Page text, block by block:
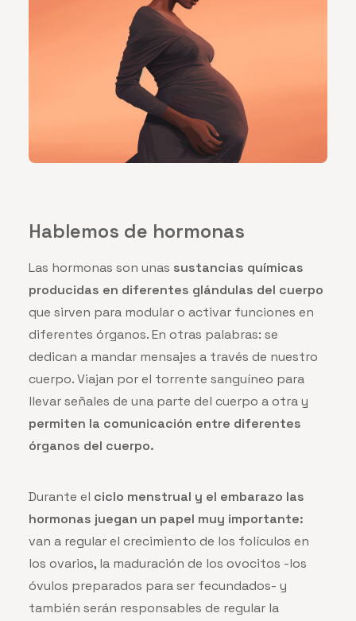
Hablemos de hormonas
Las hormonas son unas sustancias químicas
producidas en diferentes glándulas del cuerpo
que sirven para modular o activar funciones en
diferentes órganos. En otras palabras: se
dedican a mandar mensajes a través de nuestro
cuerpo. Viajan por el torrente sanguíneo para
llevar señales de una parte del cuerpo a otra y
permiten la comunicación entre diferentes
órganos del cuerpo.
Durante el ciclo menstrual y el embarazo las
hormonas juegan un papel muy importante:
van a regular el crecimiento de los folículos en
los ovarios, la maduración de los ovocitos -los
óvulos preparados para ser fecundados- y
también serán responsables de regular la